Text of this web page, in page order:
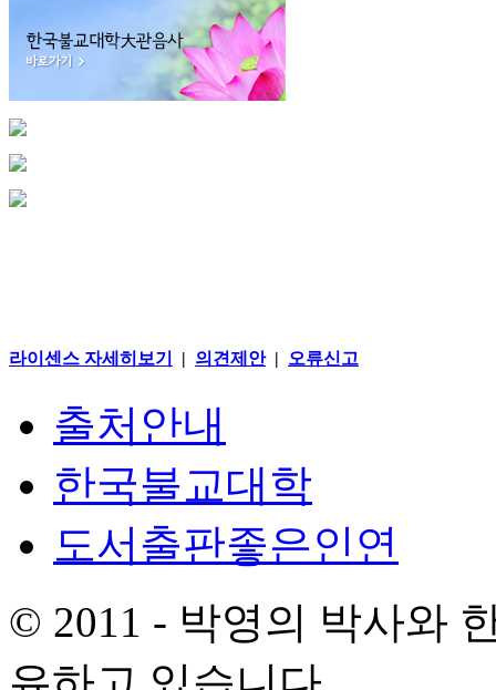
라이센스 자세히보기 | 의견제안| 오류신고
출처안내
한국불교대학
도서출판좋은인연
© 2011 - 박영의 박사와